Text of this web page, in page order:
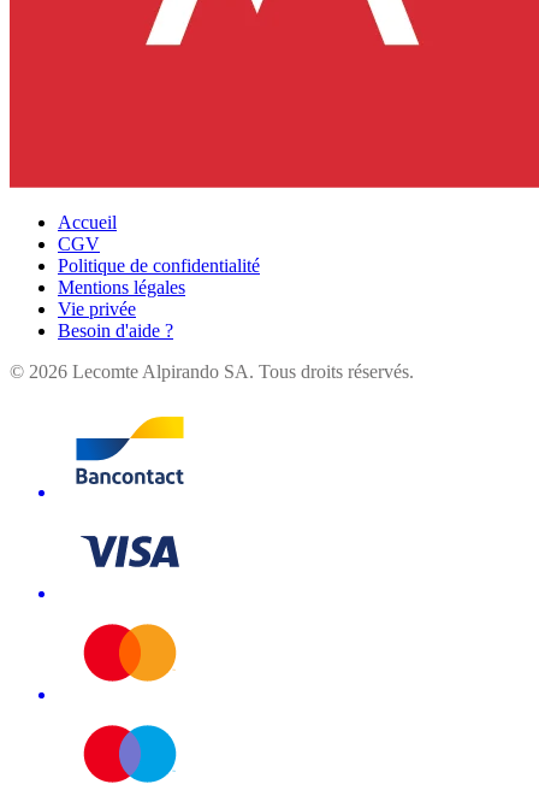
Accueil
CGV
Politique de confidentialité
Mentions légales
Vie privée
Besoin d'aide ?
© 2026 Lecomte Alpirando SA. Tous droits réservés.